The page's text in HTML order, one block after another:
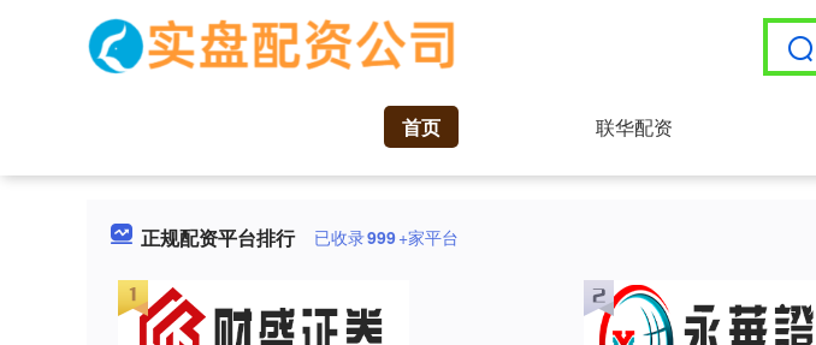
首页 联华配资
正规配资平台排行 已收录999+家平台